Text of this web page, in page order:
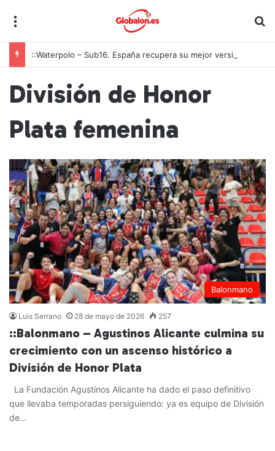
División de Honor
Plata femenina
Balonmano
Luis Serrano 28 de mayo de 2026 257
::Balonmano – Agustinos Alicante culmina su
crecimiento con un ascenso histórico a
División de Honor Plata
La Fundación Agustinos Alicante ha dado el paso definitivo
que llevaba temporadas persiguiendo: ya es equipo de División
de…